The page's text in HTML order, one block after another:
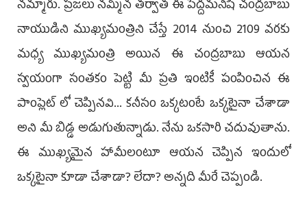
నమ్మారు. ప్రజలు నమ్మిన తర్వాత ఈ పెద్దమనిషి చంద్రబాబు
నాయుడిని ముఖ్యమంత్రిని చేస్తే 2014 నుంచి 2109 వరకు
మధ్య ముఖ్యమంత్రి అయిన ఈ చంద్రబాబు ఆయన
స్వయంగా సంతకం పెట్టి మీ ప్రతి ఇంటికీ పంపించిన ఈ
పాంప్లెట్ లో చెప్పినవి... కనీసం ఒక్కటంటే ఒక్కటైనా చేశాడా
అని మీ బిడ్డ అడుగుతున్నాడు. నేను ఒకసారి చదువుతాను.
ఈ ముఖ్యమైన హామీలంటూ ఆయన చెప్పిన ఇందులో
ఒక్కటైనా కూడా చేశాడా? లేదా? అన్నది మీరే చెప్పండి.